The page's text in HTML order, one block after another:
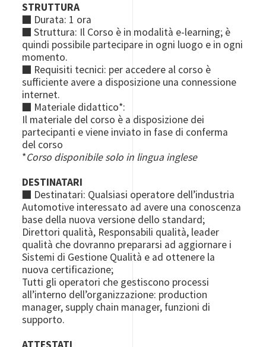
STRUTTURA
■ Durata: 1 ora
■ Struttura: Il Corso è in modalità e-learning; è
quindi possibile partecipare in ogni luogo e in ogni
momento.
■ Requisiti tecnici: per accedere al corso è
sufficiente avere a disposizione una connessione
internet.
■ Materiale didattico*:
Il materiale del corso è a disposizione dei
partecipanti e viene inviato in fase di conferma
del corso
*Corso disponibile solo in lingua inglese
DESTINATARI
■ Destinatari: Qualsiasi operatore dell’industria
Automotive interessato ad avere una conoscenza
base della nuova versione dello standard;
Direttori qualità, Responsabili qualità, leader
qualità che dovranno prepararsi ad aggiornare i
Sistemi di Gestione Qualità e ad ottenere la
nuova certificazione;
Tutti gli operatori che gestiscono processi
all’interno dell’organizzazione: production
manager, supply chain manager, funzioni di
supporto.